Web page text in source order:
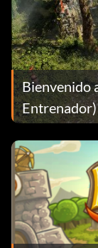
Bienvenido
Entrenador)